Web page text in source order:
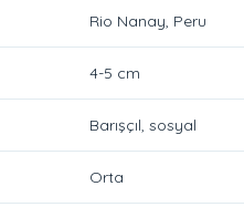
Rio Nanay, Peru
4-5 cm
Barışçıl, sosyal
Orta